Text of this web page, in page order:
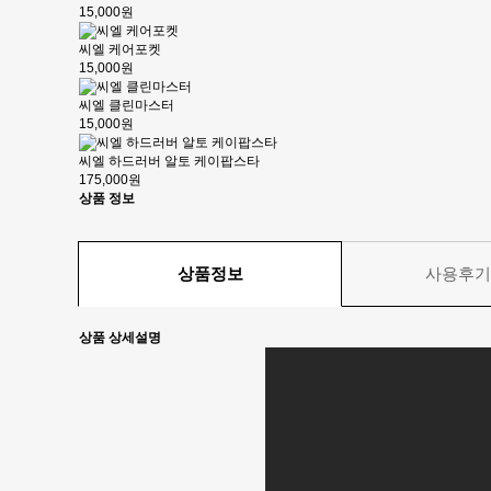
15,000원
씨엘 케어포켓
15,000원
씨엘 클린마스터
15,000원
씨엘 하드러버 알토 케이팝스타
175,000원
상품 정보
상품정보 사용후기
상품 상세설명